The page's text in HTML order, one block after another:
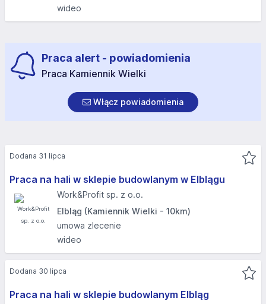
wideo
Praca alert - powiadomienia
Praca Kamiennik Wielki
Włącz powiadomienia
Praca na hali w sklepie budowlanym w Elblągu
Work&Profit sp. z o.o.
Elbląg (Kamiennik Wielki - 10km)
umowa zlecenie
wideo
Dodana 31 lipca
Praca na hali w sklepie budowlanym Elbląg
Dodana 30 lipca